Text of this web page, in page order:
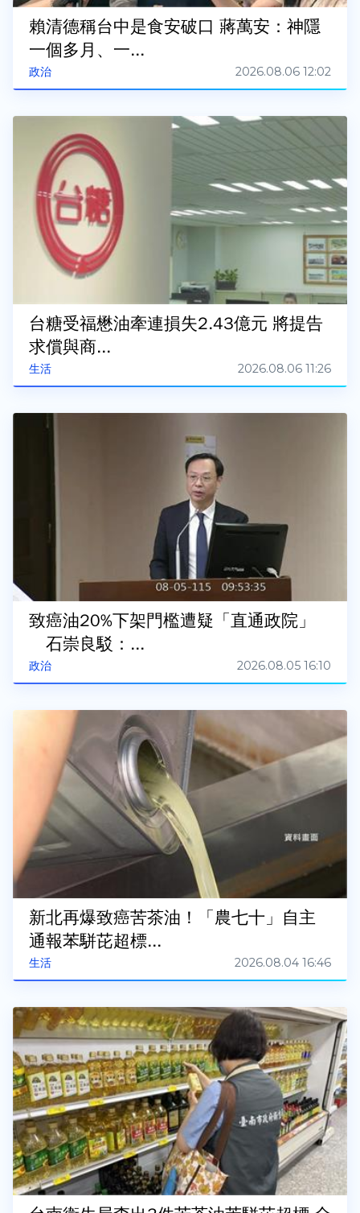
政治
賴清德稱台中是食安破口 蔣萬安：神隱
一個多月、一...
2026.08.06 12:02
生活
台糖受福懋油牽連損失2.43億元 將提告
求償與商...
2026.08.06 11:26
政治
致癌油20%下架門檻遭疑「直通政院」
石崇良駁：...
2026.08.05 16:10
生活
新北再爆致癌苦茶油！「農七十」自主
通報苯駢芘超標...
2026.08.04 16:46